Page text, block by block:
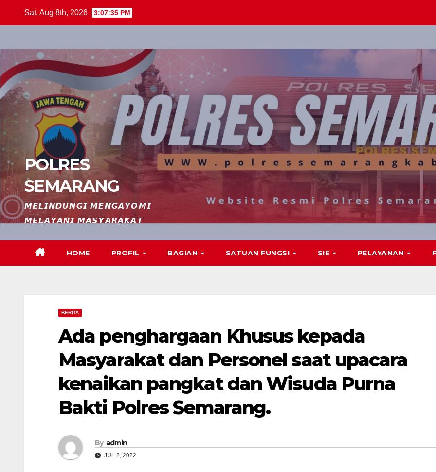
Sat. Aug 8th, 2026 3:07:36 PM
POLRES
SEMARANG
𝙈𝙀𝙇𝙄𝙉𝘿𝙐𝙉𝙂𝙄 𝙈𝙀𝙉𝙂𝘼𝙔𝙊𝙈𝙄
𝙈𝙀𝙇𝘼𝙔𝘼𝙉𝙄 𝙈𝘼𝙎𝙔𝘼𝙍𝘼𝙆𝘼𝙏
HOME PROFIL BAGIAN SATUAN FUNGSI SIE PELAYANAN
BERITA
Ada penghargaan Khusus kepada
Masyarakat dan Personel saat upacara
kenaikan pangkat dan Wisuda Purna
Bakti Polres Semarang.
By admin
JUL 2, 2022